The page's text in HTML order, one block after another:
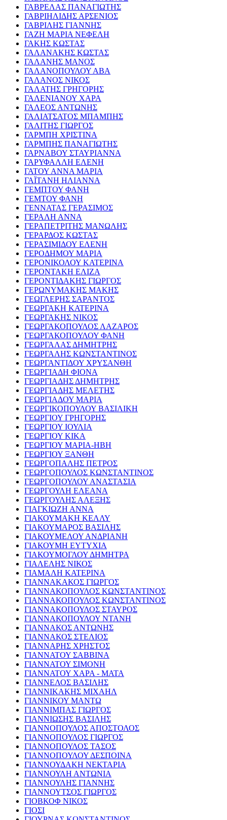
ΓΑΒΡΕΛΑΣ ΠΑΝΑΓΙΩΤΗΣ
ΓΑΒΡΙΗΛΙΔΗΣ ΑΡΣΕΝΙΟΣ
ΓΑΒΡΙΛΗΣ ΓΙΑΝΝΗΣ
ΓΑΖΗ ΜΑΡΙΑ ΝΕΦΕΛΗ
ΓΑΚΗΣ ΚΩΣΤΑΣ
ΓΑΛΑΝΑΚΗΣ ΚΩΣΤΑΣ
ΓΑΛΑΝΗΣ ΜΑΝΟΣ
ΓΑΛΑΝΟΠΟΥΛΟΥ ΑΒΑ
ΓΑΛΑΝΟΣ ΝΙΚΟΣ
ΓΑΛΑΤΗΣ ΓΡΗΓΟΡΗΣ
ΓΑΛΕΝΙΑΝΟΥ ΧΑΡΑ
ΓΑΛΕΟΣ ΑΝΤΩΝΗΣ
ΓΑΛΙΑΤΣΑΤΟΣ ΜΠΑΜΠΗΣ
ΓΑΛΙΤΗΣ ΓΙΩΡΓΟΣ
ΓΑΡΜΠΗ ΧΡΙΣΤΙΝΑ
ΓΑΡΜΠΗΣ ΠΑΝΑΓΙΩΤΗΣ
ΓΑΡΝΑΒΟΥ ΣΤΑΥΡΙΑΝΝΑ
ΓΑΡΥΦΑΛΛΗ ΕΛΕΝΗ
ΓΑΤΟΥ ΑΝΝΑ ΜΑΡΙΑ
ΓΑΪΤΑΝΗ ΗΛΙΑΝΝΑ
ΓΕΜΠΤΟΥ ΦΑΝΗ
ΓΕΜΤΟΥ ΦΑΝΗ
ΓΕΝΝΑΤΑΣ ΓΕΡΑΣΙΜΟΣ
ΓΕΡΑΛΗ ΑΝΝΑ
ΓΕΡΑΠΕΤΡΙΤΗΣ ΜΑΝΩΛΗΣ
ΓΕΡΑΡΔΟΣ ΚΩΣΤΑΣ
ΓΕΡΑΣΙΜΙΔΟΥ ΕΛΕΝΗ
ΓΕΡΟΔΗΜΟΥ ΜΑΡΙΑ
ΓΕΡΟΝΙΚΟΛΟΥ ΚΑΤΕΡΙΝΑ
ΓΕΡΟΝΤΑΚΗ ΕΛΙΖΑ
ΓΕΡΟΝΤΙΔΑΚΗΣ ΓΙΩΡΓΟΣ
ΓΕΡΩΝΥΜΑΚΗΣ ΜΑΚΗΣ
ΓΕΩΓΛΕΡΗΣ ΣΑΡΑΝΤΟΣ
ΓΕΩΡΓΑΚΗ ΚΑΤΕΡΙΝΑ
ΓΕΩΡΓΑΚΗΣ ΝΙΚΟΣ
ΓΕΩΡΓΑΚΟΠΟΥΛΟΣ ΛΑΖΑΡΟΣ
ΓΕΩΡΓΑΚΟΠΟΥΛΟΥ ΦΑΝΗ
ΓΕΩΡΓΑΛΑΣ ΔΗΜΗΤΡΗΣ
ΓΕΩΡΓΑΛΗΣ ΚΩΝΣΤΑΝΤΙΝΟΣ
ΓΕΩΡΓΑΝΤΙΔΟΥ ΧΡΥΣΑΝΘΗ
ΓΕΩΡΓΙΑΔΗ ΦΙΟΝΑ
ΓΕΩΡΓΙΑΔΗΣ ΔΗΜΗΤΡΗΣ
ΓΕΩΡΓΙΑΔΗΣ ΜΕΛΕΤΗΣ
ΓΕΩΡΓΙΑΔΟΥ ΜΑΡΙΑ
ΓΕΩΡΓΙΚΟΠΟΥΛΟΥ ΒΑΣΙΛΙΚΗ
ΓΕΩΡΓΙΟΥ ΓΡΗΓΟΡΗΣ
ΓΕΩΡΓΙΟΥ ΙΟΥΛΙΑ
ΓΕΩΡΓΙΟΥ ΚΙΚΑ
ΓΕΩΡΓΙΟΥ ΜΑΡΙΑ-ΗΒΗ
ΓΕΩΡΓΙΟΥ ΞΑΝΘΗ
ΓΕΩΡΓΟΠΑΛΗΣ ΠΕΤΡΟΣ
ΓΕΩΡΓΟΠΟΥΛΟΣ ΚΩΝΣΤΑΝΤΙΝΟΣ
ΓΕΩΡΓΟΠΟΥΛΟΥ ΑΝΑΣΤΑΣΙΑ
ΓΕΩΡΓΟΥΛΗ ΕΛΕΑΝΑ
ΓΕΩΡΓΟΥΛΗΣ ΑΛΕΞΗΣ
ΓΙΑΓΚΙΩΖΗ ΑΝΝΑ
ΓΙΑΚΟΥΜΑΚΗ ΚΕΛΛΥ
ΓΙΑΚΟΥΜΑΡΟΣ ΒΑΣΙΛΗΣ
ΓΙΑΚΟΥΜΕΛΟΥ ΑΝΔΡΙΑΝΗ
ΓΙΑΚΟΥΜΗ ΕΥΤΥΧΙΑ
ΓΙΑΚΟΥΜΟΓΛΟΥ ΔΗΜΗΤΡΑ
ΓΙΑΛΕΛΗΣ ΝΙΚΟΣ
ΓΙΑΜΑΛΗ ΚΑΤΕΡΙΝΑ
ΓΙΑΝΝΑΚΑΚΟΣ ΓΙΩΡΓΟΣ
ΓΙΑΝΝΑΚΟΠΟΥΛΟΣ ΚΩΝΣΤΑΝΤΙΝΟΣ
ΓΙΑΝΝΑΚΟΠΟΥΛΟΣ ΚΩΝΣΤΑΝΤΙΝΟΣ
ΓΙΑΝΝΑΚΟΠΟΥΛΟΣ ΣΤΑΥΡΟΣ
ΓΙΑΝΝΑΚΟΠΟΥΛΟΥ ΝΤΑΝΗ
ΓΙΑΝΝΑΚΟΣ ΑΝΤΩΝΗΣ
ΓΙΑΝΝΑΚΟΣ ΣΤΕΛΙΟΣ
ΓΙΑΝΝΑΡΗΣ ΧΡΗΣΤΟΣ
ΓΙΑΝΝΑΤΟΥ ΣΑΒΒΙΝΑ
ΓΙΑΝΝΑΤΟΥ ΣΙΜΟΝΗ
ΓΙΑΝΝΑΤΟΥ ΧΑΡΑ - ΜΑΤΑ
ΓΙΑΝΝΕΛΟΣ ΒΑΣΙΛΗΣ
ΓΙΑΝΝΙΚΑΚΗΣ ΜΙΧΑΗΛ
ΓΙΑΝΝΙΚΟΥ ΜΑΝΤΩ
ΓΙΑΝΝΙΜΠΑΣ ΓΙΩΡΓΟΣ
ΓΙΑΝΝΙΩΣΗΣ ΒΑΣΙΛΗΣ
ΓΙΑΝΝΟΠΟΥΛΟΣ ΑΠΟΣΤΟΛΟΣ
ΓΙΑΝΝΟΠΟΥΛΟΣ ΓΙΩΡΓΟΣ
ΓΙΑΝΝΟΠΟΥΛΟΣ ΤΑΣΟΣ
ΓΙΑΝΝΟΠΟΥΛΟΥ ΔΕΣΠΟΙΝΑ
ΓΙΑΝΝΟΥΔΑΚΗ ΝΕΚΤΑΡΙΑ
ΓΙΑΝΝΟΥΛΗ ΑΝΤΩΝΙΑ
ΓΙΑΝΝΟΥΛΗΣ ΓΙΑΝΝΗΣ
ΓΙΑΝΝΟΥΤΣΟΣ ΓΙΩΡΓΟΣ
ΓΙΟΒΚΟΦ ΝΙΚΟΣ
ΓΙΟΣΙ